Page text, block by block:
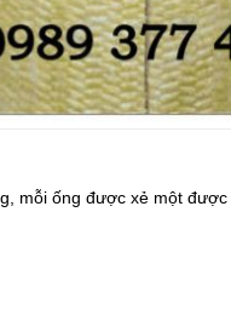
mỗi ống được xẻ một